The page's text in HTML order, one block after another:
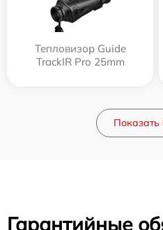
Тепловизор Guide
TrackIR Pro 25mm
Гарантийные